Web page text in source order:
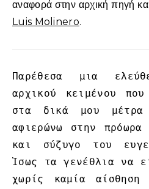
αναφορά στην αρχική πηγή
Luis Molinero.
Παρέθεσα μια
αρχικού κειμένου
στα δικά μου
αφιερώνω στην
και σύζυγο του
Ίσως τα γενέθλια να
χωρίς καμία αίσθηση